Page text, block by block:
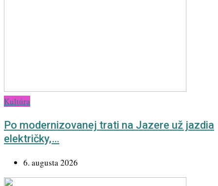
Kultúra
Po modernizovanej trati na Jazere už jazdia
električky,…
6. augusta 2026